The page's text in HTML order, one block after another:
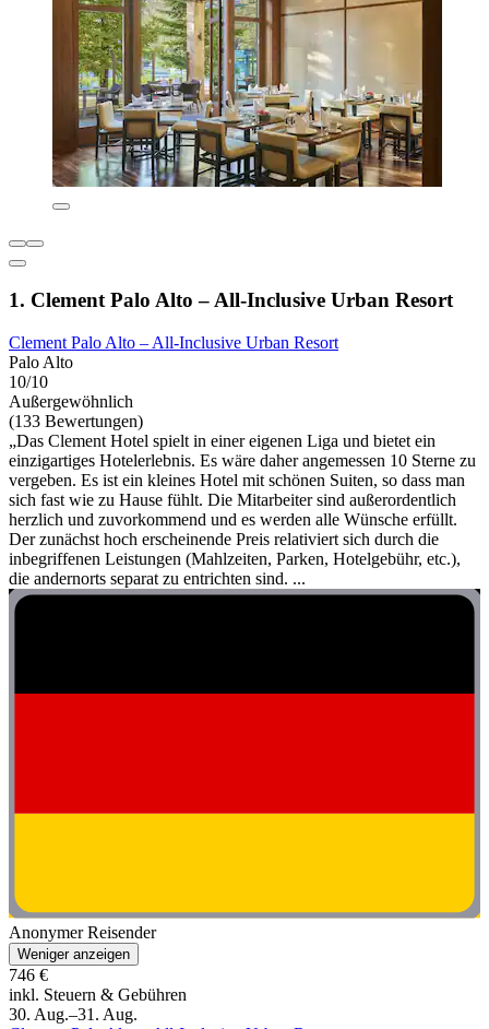
1. Clement Palo Alto – All-Inclusive Urban Resort
Clement Palo Alto – All-Inclusive Urban Resort
Palo Alto
10/10
Außergewöhnlich
(133 Bewertungen)
„Das Clement Hotel spielt in einer eigenen Liga und bietet ein
einzigartiges Hotelerlebnis. Es wäre daher angemessen 10 Sterne zu
vergeben. Es ist ein kleines Hotel mit schönen Suiten, so dass man
sich fast wie zu Hause fühlt. Die Mitarbeiter sind außerordentlich
herzlich und zuvorkommend und es werden alle Wünsche erfüllt.
Der zunächst hoch erscheinende Preis relativiert sich durch die
inbegriffenen Leistungen (Mahlzeiten, Parken, Hotelgebühr, etc.),
die andernorts separat zu entrichten sind. ...
Anonymer Reisender
Weniger anzeigen
746 €
inkl. Steuern & Gebühren
30. Aug.–31. Aug.